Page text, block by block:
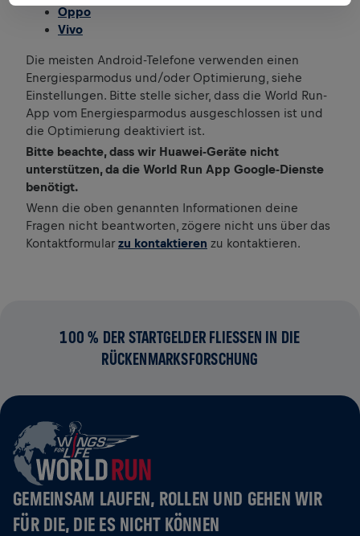
Oppo
Vivo
Die meisten Android-Telefone verwenden einen
Energiesparmodus und/oder Optimierung, siehe
Einstellungen. Bitte stelle sicher, dass die World Run-
App vom Energiesparmodus ausgeschlossen ist und
die Optimierung deaktiviert ist.
Bitte beachte, dass wir Huawei-Geräte nicht
unterstützen, da die World Run App Google-Dienste
benötigt.
Wenn die oben genannten Informationen deine
Fragen nicht beantworten, zögere nicht uns über das
Kontaktformularzu kontaktieren zu kontaktieren.
100 % DER STARTGELDER FLIESSEN IN DIE R
ÜCKENMARKSFORSCHUNG
GEMEINSAM LAUFEN, ROLLEN UND GEHEN WIR
FÜR DIE, DIE ES NICHT KÖNNEN